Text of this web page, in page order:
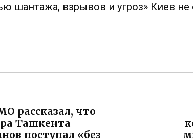
шантажа, взрывов и угроз» Киев
рассказал, что
Ташкента
поступал «без